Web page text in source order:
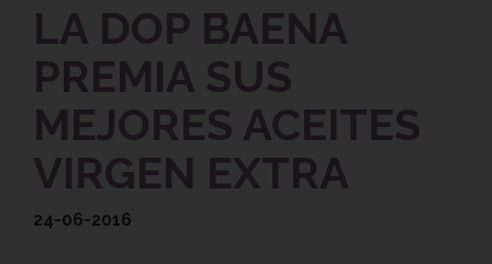
LA DOP BAENA
PREMIA SUS
MEJORES ACEITES
VIRGEN EXTRA
24-06-2016